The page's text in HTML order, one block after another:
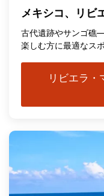
メキシコ、リビ
古代遺跡やサンゴ礁
楽しむ方に最適なス
リビエラ・